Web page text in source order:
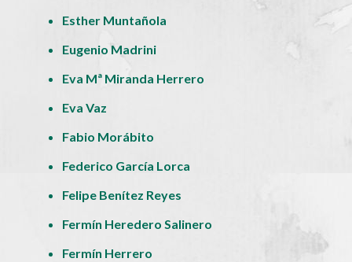
Esther Muntañola
Eugenio Madrini
Eva Mª Miranda Herrero
Eva Vaz
Fabio Morábito
Federico García Lorca
Felipe Benítez Reyes
Fermín Heredero Salinero
Fermín Herrero